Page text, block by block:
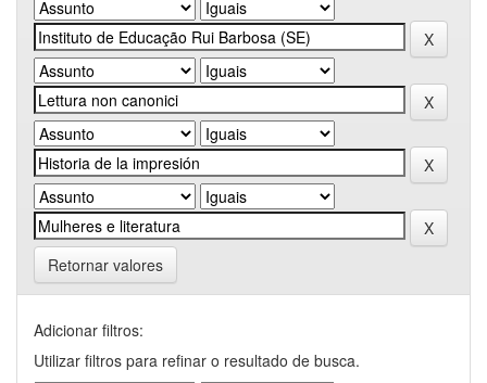
Retornar valores
Adicionar filtros:
Utilizar filtros para refinar o resultado de busca.